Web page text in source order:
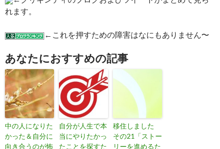
れます。
←これを押すための障害はなにもありません〜
あなたにおすすめの記事
中の人になりた
かった＆自分に
向き合うのが怖
自分が人生で本
当にやりたかっ
たことを探すた
移住しました
その21「ストー
リーを進めるた